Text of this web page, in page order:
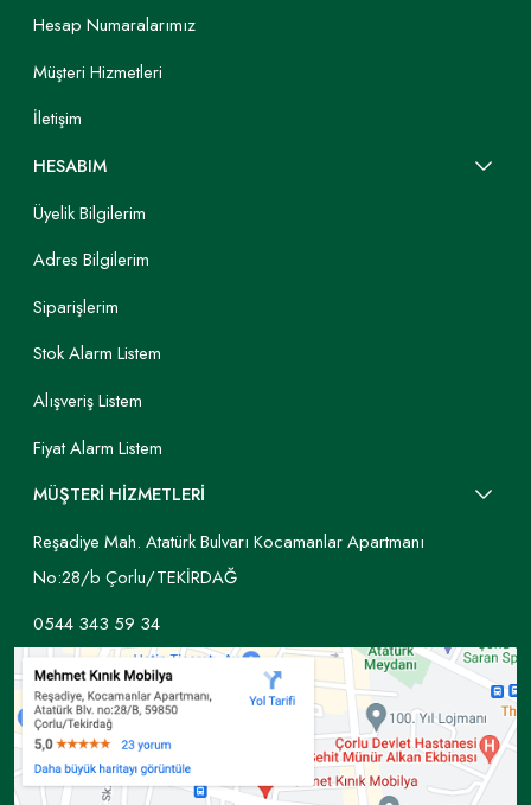
Hesap Numaralarımız
Müşteri Hizmetleri
İletişim
HESABIM
Üyelik Bilgilerim
Adres Bilgilerim
Siparişlerim
Stok Alarm Listem
Alışveriş Listem
Fiyat Alarm Listem
MÜŞTERİ HİZMETLERİ
Reşadiye Mah. Atatürk Bulvarı Kocamanlar Apartmanı
No:28/b Çorlu/TEKİRDAĞ
0544 343 59 34